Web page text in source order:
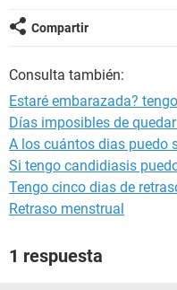
Compartir
Consulta también:
Estaré embarazada?
Días imposibles de
A los cuántos dias puedo
Si tengo candidiasis
Tengo cinco dias de
Retraso menstrual
1 respuesta